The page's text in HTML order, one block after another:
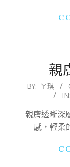
親
2013-
06
BY: ㄚ琪
IN:
親膚透晰深
感，輕柔